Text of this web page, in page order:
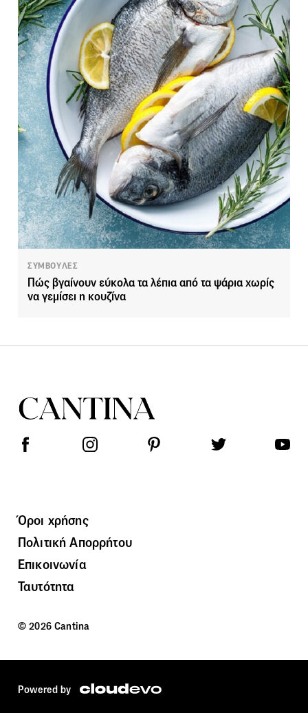
ΣΥΜΒΟΥΛΕΣ
Πώς βγαίνουν εύκολα τα λέπια από τα ψάρια χωρίς
να γεμίσει η κουζίνα
Όροι χρήσης
Πολιτική Απορρήτου
Επικοινωνία
Ταυτότητα
© 2026 Cantina
Powered by